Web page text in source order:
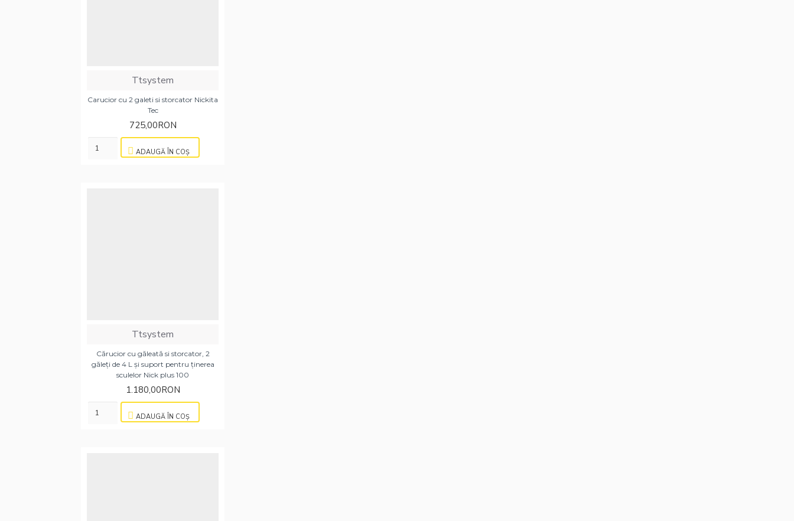
Ttsystem
Carucior cu 2 galeti si storcator Nickita
Tec
725,00RON
ADAUGĂ ÎN COŞ
Ttsystem
Cărucior cu găleată si storcator, 2
găleți de 4 L și suport pentru ținerea
sculelor Nick plus 100
1.180,00RON
ADAUGĂ ÎN COŞ